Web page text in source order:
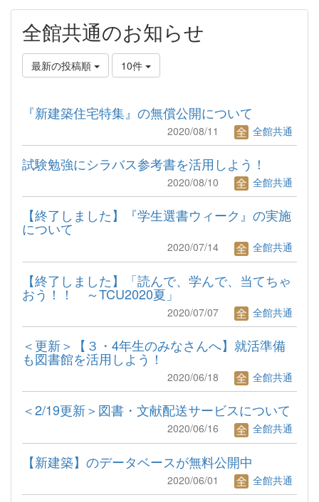
全館共通のお知らせ
最新の投稿順 10件
『新建築住宅特集』の無償公開について
2020/08/11 全館共通
試験勉強にシラバス参考書を活用しよう！
2020/08/10 全館共通
【終了しました】『学生選書ウィーク』の実施
について
2020/07/14 全館共通
【終了しました】「読んで、学んで、当てちゃ
おう！！ ～TCU2020夏」
2020/07/07 全館共通
＜更新＞【３・4年生のみなさんへ】就活準備
も図書館を活用しよう！
2020/06/18 全館共通
＜2/19更新＞図書・文献配送サービスについて
2020/06/16 全館共通
【新建築】のデータベースが無料公開中
2020/06/01 全館共通